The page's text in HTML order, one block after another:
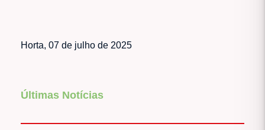
Horta, 07 de julho de 2025
Últimas Notícias